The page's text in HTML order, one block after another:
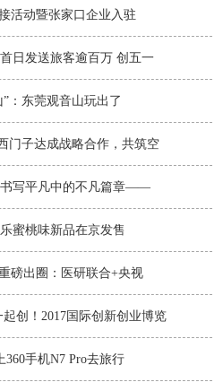
活动暨张家口企业入驻
日发送旅客逾百万 创五一
：东莞观音山玩出了
门子达成战略合作，共筑空
书写平凡中的不凡篇章——
蜜桃味新品在京发售
磅出圈：医研联合+央视
创！2017国际创新创业博览
360手机N7 Pro去旅行